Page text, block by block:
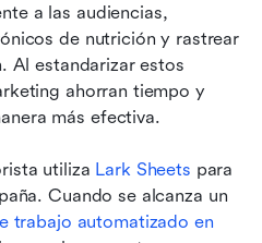
a las audiencias,
de nutrición y rastrear
Al estandarizar estos
ahorran tiempo y
más efectiva.
utiliza Lark Sheets para
trabajo automatizado en